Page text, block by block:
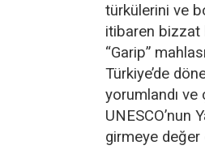
türkülerini ve
itibaren bizzat
“Garip”
Türkiye’de
yorumlandı ve
UNESCO’nun
girmeye değer